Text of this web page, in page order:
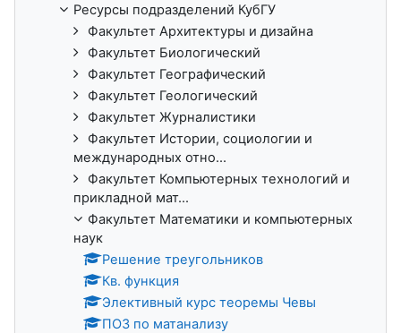
Ресурсы подразделений КубГУ
Факультет Архитектуры и дизайна
Факультет Биологический
Факультет Географический
Факультет Геологический
Факультет Журналистики
Факультет Истории, социологии и
международных отно...
Факультет Компьютерных технологий и
прикладной мат...
Факультет Математики и компьютерных
наук
Решение треугольников
Кв. функция
Элективный курс теоремы Чевы
ПОЗ по матанализу